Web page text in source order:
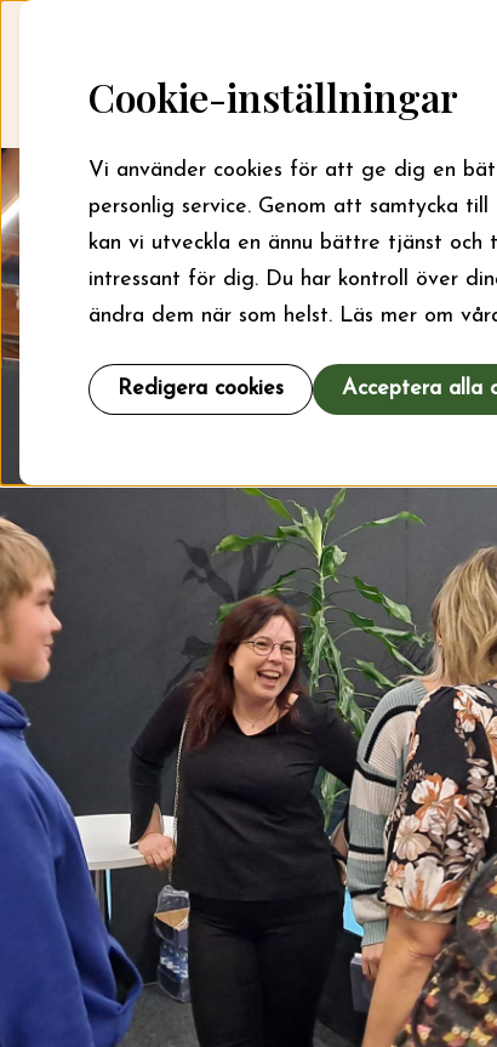
Cookie-inställningar
Vi använder cookies för att ge dig en
personlig service. Genom att samtycka till
kan vi utveckla en ännu bättre tjänst och
intressant för dig. Du har kontroll över
ändra dem när som helst. Läs mer om
Redigera cookies Acceptera alla